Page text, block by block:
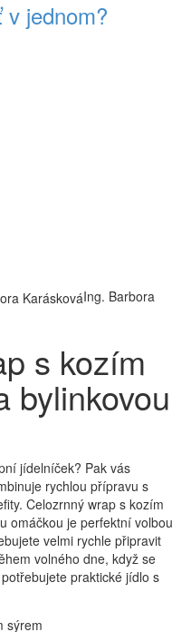
v jednom?
Ing. Barbora
s kozím
bylinkovou
jídelníček? Pak vás
rychlou přípravu s
Celozrnný wrap s kozím
omáčkou je perfektní volbou
velmi rychle připravit
volného dne, když se
praktické jídlo s